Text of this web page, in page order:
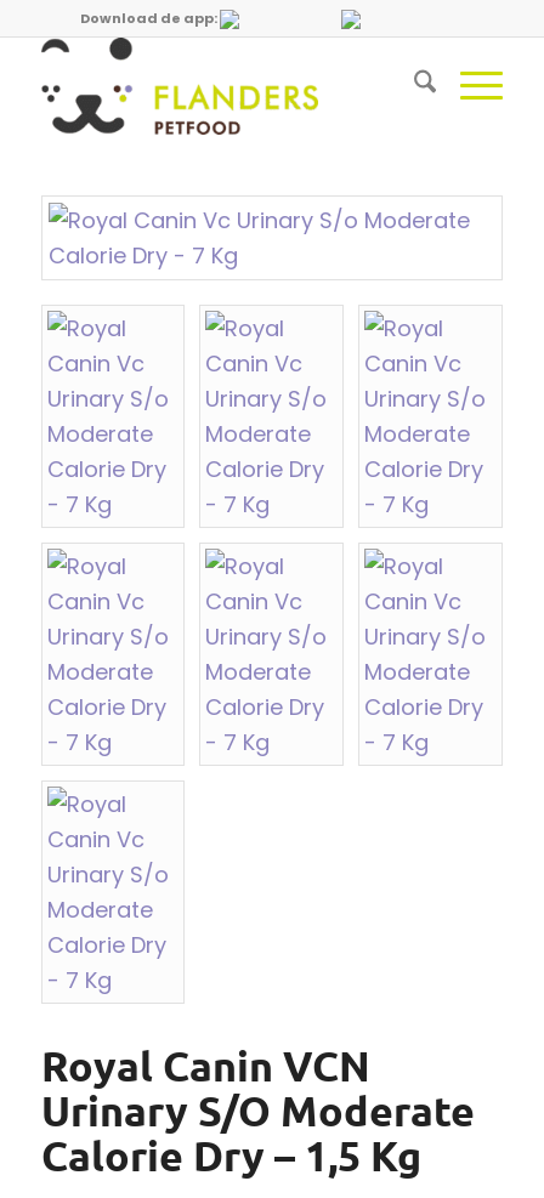
Download de app:
Royal Canin VCN
Urinary S/O Moderate
Calorie Dry – 1,5 Kg